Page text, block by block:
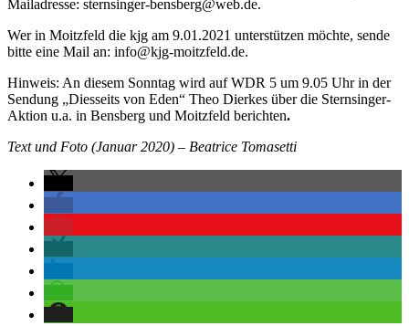
Mailadresse: sternsinger-bensberg@web.de.
Wer in Moitzfeld die kjg am 9.01.2021 unterstützen möchte, sende
bitte eine Mail an: info@kjg-moitzfeld.de.
Hinweis: An diesem Sonntag wird auf WDR 5 um 9.05 Uhr in der
Sendung „Diesseits von Eden“ Theo Dierkes über die Sternsinger-
Aktion u.a. in Bensberg und Moitzfeld berichten.
Text und Foto (Januar 2020) – Beatrice Tomasetti